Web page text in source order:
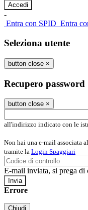
-
Entra con SPID Entra
Seleziona utente
button close ×
Recupero password
button close ×
all'indirizzo indicato con le
Non hai una e-mail associata
tramite la Login Spaggiari
E-mail inviata, si prega di
Errore
Chiudi